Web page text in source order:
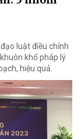
luật điều chỉnh
khổ pháp lý
hiệu quả.